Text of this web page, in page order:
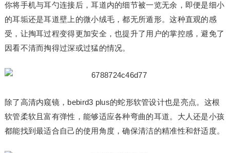
你将手机与耳勺连接后，耳道内的细节被一览无余，即便是细小
的耳垢还是耳道壁上的微小绒毛，都无所遁形。这种直观的感
受，让掏耳过程变得更加安全，也提升了用户的掌控感，避免了
因看不清而掏得过深或过猛的情况。
除了高清内窥镜，bebird3 plus的蛇形软管设计也是亮点。这根
软管柔软且富有弹性，能够适应各种弯曲的耳道。大人还是小孩
都能找到最适合自己的使用角度，确保清洁的精准性和舒适度。